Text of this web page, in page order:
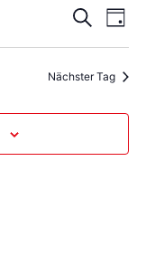
und
SucheTag
Nächster Tag